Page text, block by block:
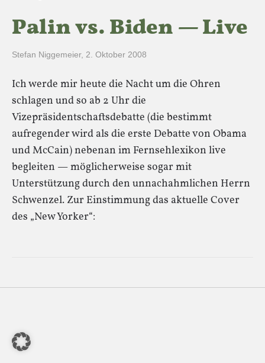
Palin vs. Biden — Live
Stefan Niggemeier, 2. Oktober 2008
Ich werde mir heute die Nacht um die Ohren
schlagen und so ab 2 Uhr die
Vizepräsidentschaftsdebatte (die bestimmt
aufregender wird als die erste Debatte von Obama
und McCain) nebenan im Fernsehlexikon live
begleiten — möglicherweise sogar mit
Unterstützung durch den unnachahmlichen Herrn
Schwenzel. Zur Einstimmung das aktuelle Cover
des „New Yorker“: